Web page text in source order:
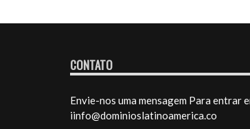
CONTATO
Envie-nos uma mensagem Para
iinfo@dominioslatinoamerica.co